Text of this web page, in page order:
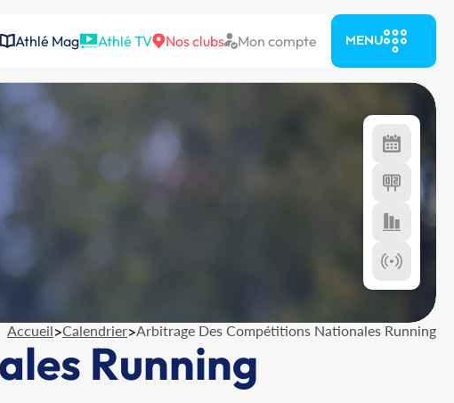
Athlé Mag Athlé TV Nos clubs Mon compte MENU
Accueil>Calendrier>Arbitrage Des Compétitions Nationales Running
Running